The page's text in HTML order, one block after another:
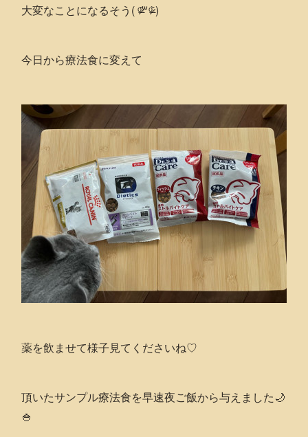
大変なことになるそう( ᵒ̴̶̷᷄꒳ᵒ̴̶̷᷅ )
今日から療法食に変えて
薬を飲ませて様子見てくださいね♡
頂いたサンプル療法食を早速夜ご飯から与えました🌙
🍚